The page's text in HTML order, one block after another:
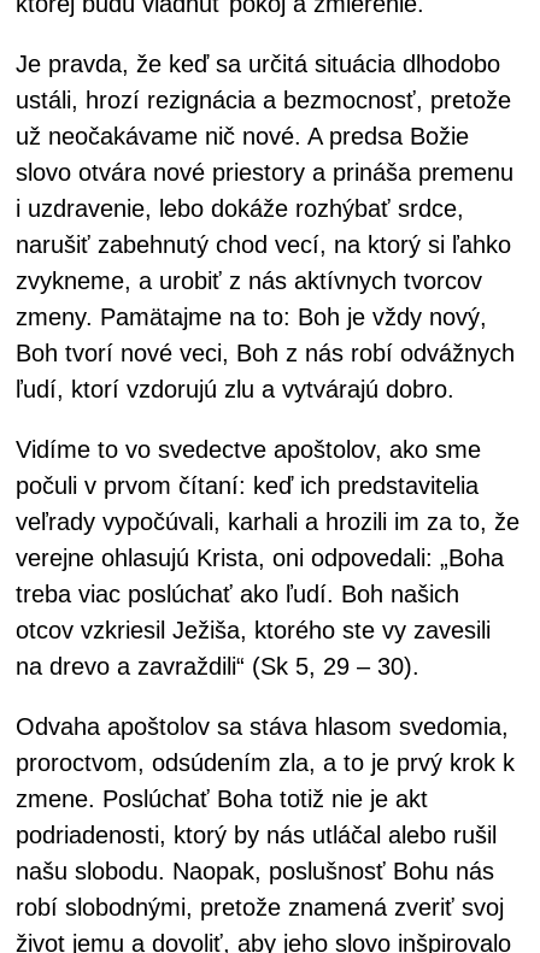
Je pravda, že keď sa určitá situácia dlhodobo
ustáli, hrozí rezignácia a bezmocnosť, pretože
už neočakávame nič nové. A predsa Božie
slovo otvára nové priestory a prináša premenu
i uzdravenie, lebo dokáže rozhýbať srdce,
narušiť zabehnutý chod vecí, na ktorý si ľahko
zvykneme, a urobiť z nás aktívnych tvorcov
zmeny. Pamätajme na to: Boh je vždy nový,
Boh tvorí nové veci, Boh z nás robí odvážnych
ľudí, ktorí vzdorujú zlu a vytvárajú dobro.
Vidíme to vo svedectve apoštolov, ako sme
počuli v prvom čítaní: keď ich predstavitelia
veľrady vypočúvali, karhali a hrozili im za to, že
verejne ohlasujú Krista, oni odpovedali: „Boha
treba viac poslúchať ako ľudí. Boh našich
otcov vzkriesil Ježiša, ktorého ste vy zavesili
na drevo a zavraždili“ (Sk 5, 29 – 30).
Odvaha apoštolov sa stáva hlasom svedomia,
proroctvom, odsúdením zla, a to je prvý krok k
zmene. Poslúchať Boha totiž nie je akt
podriadenosti, ktorý by nás utláčal alebo rušil
našu slobodu. Naopak, poslušnosť Bohu nás
robí slobodnými, pretože znamená zveriť svoj
život jemu a dovoliť, aby jeho slovo inšpirovalo